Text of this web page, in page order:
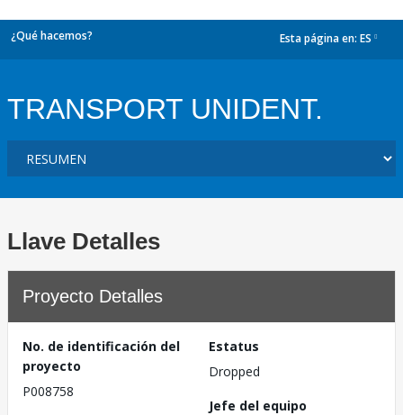
¿Qué hacemos? Esta página en: ES
TRANSPORT UNIDENT.
Llave Detalles
Proyecto Detalles
No. de identificación del
proyecto
P008758
Estatus
Dropped
Jefe del equipo